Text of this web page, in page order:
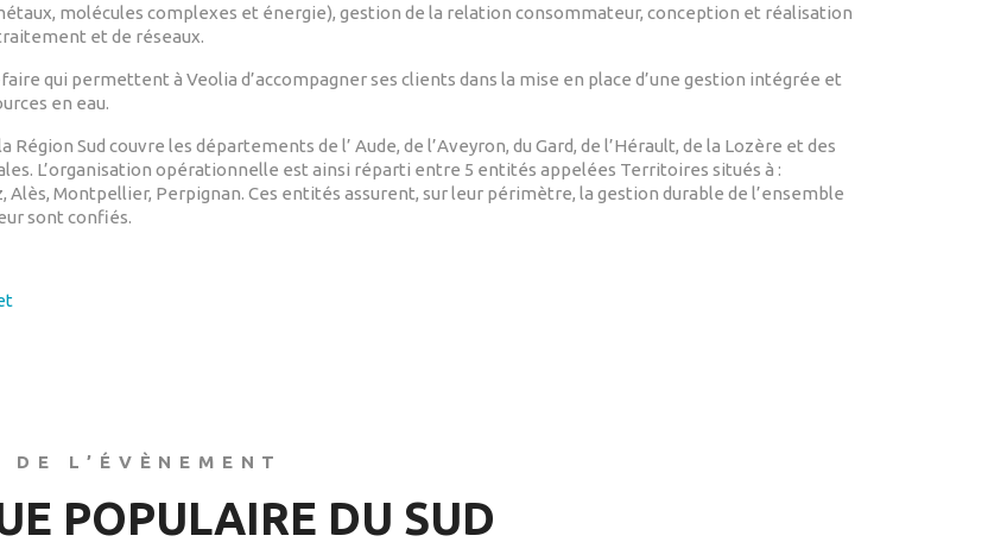
molécules complexes et énergie), gestion de la relation consommateur, conception et réalisation
et de réseaux.
qui permettent à Veolia d’accompagner ses clients dans la mise en place d’une gestion intégrée et
en eau.
Région Sud couvre les départements de l’ Aude, de l’Aveyron, du Gard, de l’Hérault, de la Lozère et des
L’organisation opérationnelle est ainsi réparti entre 5 entités appelées Territoires situés à :
Alès, Montpellier, Perpignan. Ces entités assurent, sur leur périmètre, la gestion durable de l’ensemble
sont confiés.
DE L’ÉVÈNEMENT
POPULAIRE DU SUD